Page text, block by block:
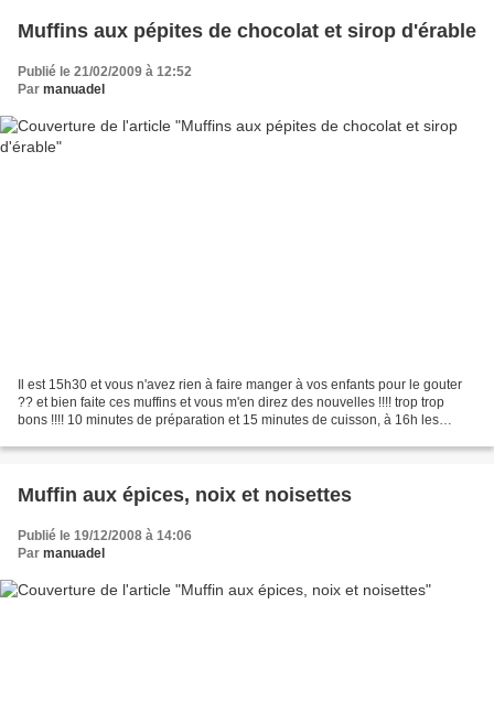
Muffins aux pépites de chocolat et sirop d'érable
Publié le 21/02/2009 à 12:52
Par manuadel
Il est 15h30 et vous n'avez rien à faire manger à vos enfants pour le gouter
?? et bien faite ces muffins et vous m'en direz des nouvelles !!!! trop trop
bons !!!! 10 minutes de préparation et 15 minutes de cuisson, à 16h les
Muffin aux épices, noix et noisettes
Publié le 19/12/2008 à 14:06
Par manuadel